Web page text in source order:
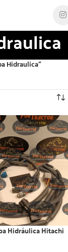
Hidraulica”
Hidráulica Hitachi